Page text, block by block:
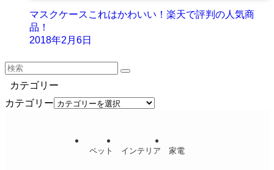
マスクケースこれはかわいい！楽天で評判の人気商
品！
2018年2月6日
カテゴリー
カテゴリー
ペット インテリア 家電